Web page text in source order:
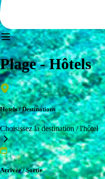
Plage - Hôtels
Hotels / Destinations
Choisissez la destination / l'hôtel
Arrivée / Sortie